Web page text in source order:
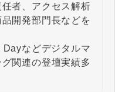
者、アクセス解析
開発部門長などを
Dayなどデジタルマ
関連の登壇実績多